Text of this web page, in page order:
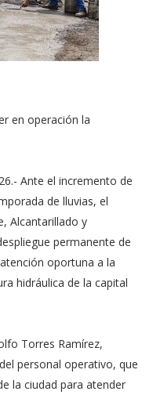
en operación la
Ante el incremento de
de lluvias, el
Alcantarillado y
permanente de
oportuna a la
hidráulica de la capital
Torres Ramírez,
personal operativo, que
la ciudad para atender